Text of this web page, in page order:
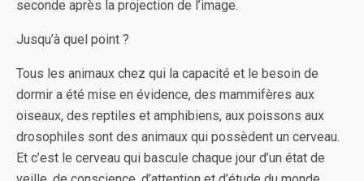
seconde après la projection de l’image.
Jusqu’à quel point ?
Tous les animaux chez qui la capacité et le besoin de
dormir a été mise en évidence, des mammifères aux
oiseaux, des reptiles et amphibiens, aux poissons aux
drosophiles sont des animaux qui possèdent un cerveau.
Et c’est le cerveau qui bascule chaque jour d’un état de